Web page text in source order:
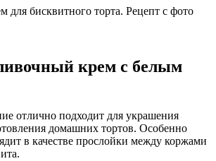
крем с белым
отлично подходит для украшения
домашних тортов. Особенно
в качестве прослойки между коржами